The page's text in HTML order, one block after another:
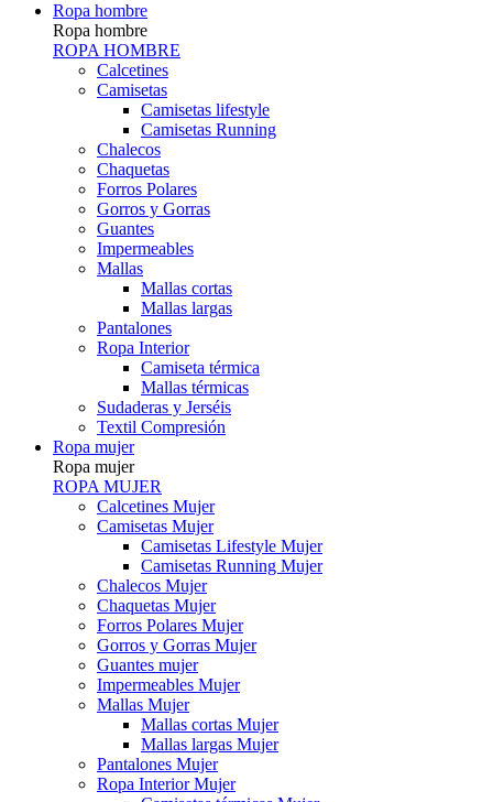
Ropa hombre
Ropa hombre
ROPA HOMBRE
Calcetines
Camisetas
Camisetas lifestyle
Camisetas Running
Chalecos
Chaquetas
Forros Polares
Gorros y Gorras
Guantes
Impermeables
Mallas
Mallas cortas
Mallas largas
Pantalones
Ropa Interior
Camiseta térmica
Mallas térmicas
Sudaderas y Jerséis
Textil Compresión
Ropa mujer
Ropa mujer
ROPA MUJER
Calcetines Mujer
Camisetas Mujer
Camisetas Lifestyle Mujer
Camisetas Running Mujer
Chalecos Mujer
Chaquetas Mujer
Forros Polares Mujer
Gorros y Gorras Mujer
Guantes mujer
Impermeables Mujer
Mallas Mujer
Mallas cortas Mujer
Mallas largas Mujer
Pantalones Mujer
Ropa Interior Mujer